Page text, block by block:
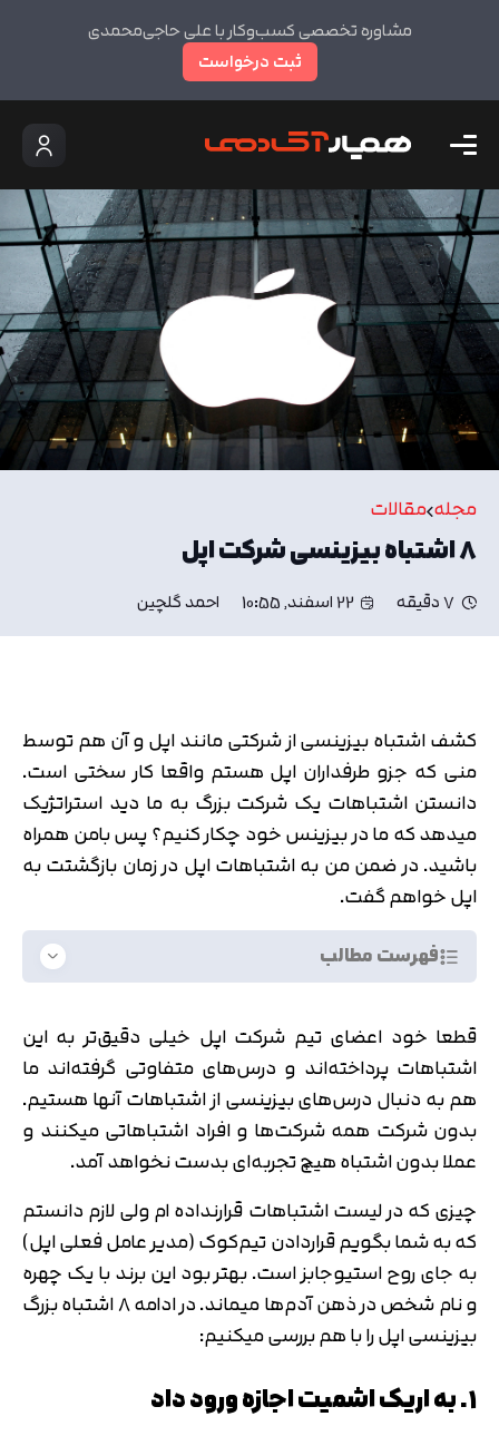
مشاوره تخصصی کسب‌وکار با علی حاجی‌محمدی
ثبت درخواست
مجله مقالات
۸ اشتباه بیزینسی شرکت اپل
7 دقیقه 22 اسفند, 10:55 احمد گلچین
کشف اشتباه بیزینسی از شرکتی مانند اپل و آن هم توسط
منی که جزو طرفداران اپل هستم واقعا کار سختی است.
دانستن اشتباهات یک شرکت بزرگ به ما دید استراتژیک
میدهد که ما در بیزینس خود چکار کنیم؟ پس بامن همراه
باشید. در ضمن من به اشتباهات اپل در زمان بازگشتت به
اپل خواهم گفت.
فهرست مطالب
قطعا خود اعضای تیم شرکت اپل خیلی دقیق‌تر به این
اشتباهات پرداخته‌اند و درس‌های متفاوتی گرفته‌اند ما
هم به دنبال درس‌های بیزینسی از اشتباهات آنها هستیم.
بدون شرکت همه شرکت‌ها و افراد اشتباهاتی میکنند و
عملا بدون اشتباه هیچ تجربه‌ای بدست نخواهد آمد.
چیزی که در لیست اشتباهات قرارنداده ام ولی لازم دانستم
که به شما بگویم قراردادن تیم‌کوک (مدیر عامل فعلی اپل)
به جای روح استیوجابز است. بهتر بود این برند با یک چهره
و نام شخص در ذهن آدم‌ها میماند. در ادامه ۸ اشتباه بزرگ
بیزینسی اپل را با هم بررسی میکنیم:
۱. به اریک اشمیت اجازه ورود داد